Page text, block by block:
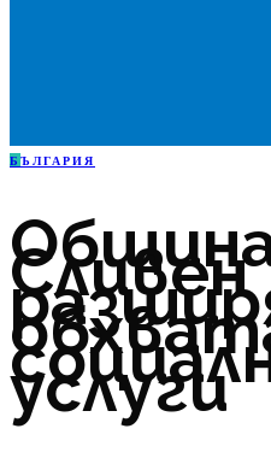
Б ЪЛГАРИЯ
Сливен
услуги